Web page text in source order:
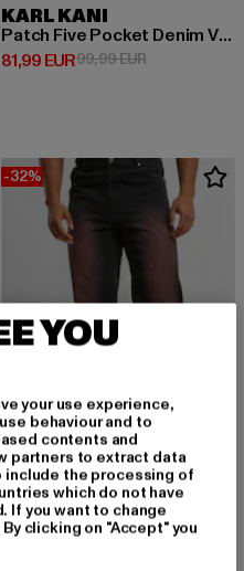
EUR
KARL KANI
Patch Five Pocket Denim Vintage
81,99 EUR
Derzeitiger Preis: 81,99 EUR
99,99 EURAktionspreis:
EUR
-32%
KARL KANI
Color Spray Denim
61,19 EUR
Derzeitiger Preis: 61,19 EUR
89,99 EURAktionspreis:
YOU
your use experience,
behaviour and to
contents and
partners to extract data
include the processing of
which do not have
If you want to change
clicking on "Accept" you